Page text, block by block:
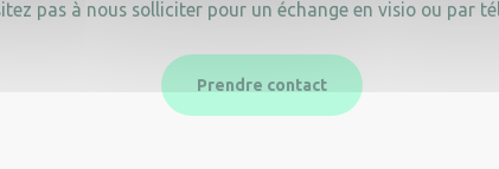
pas à nous solliciter pour un échange en visio ou par
Prendre contact